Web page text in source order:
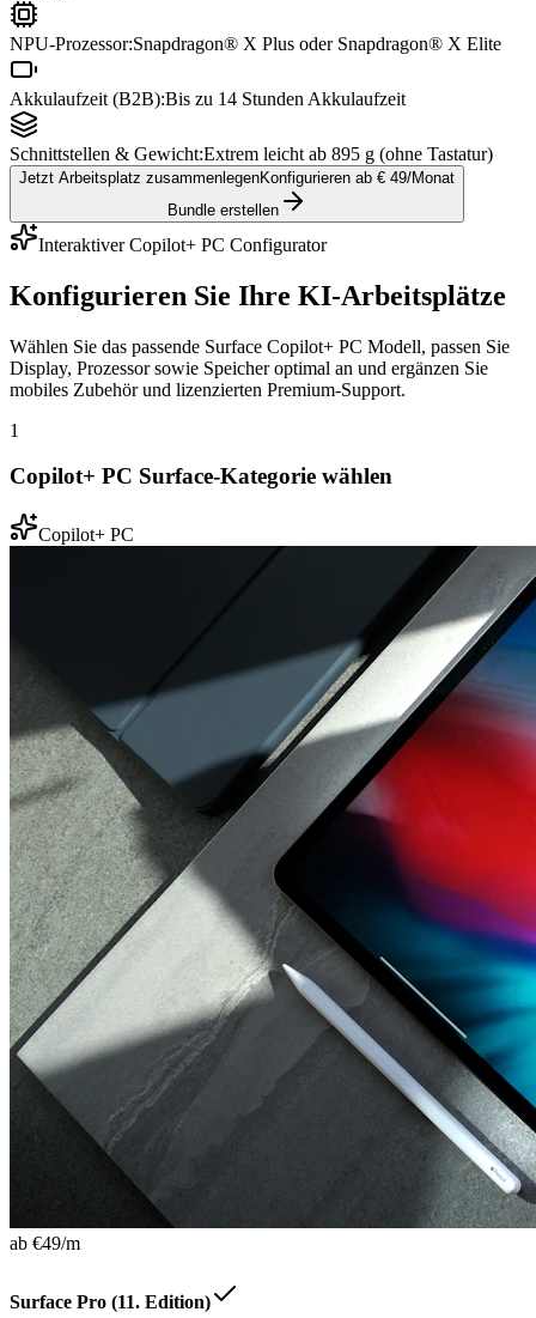
NPU-Prozessor:Snapdragon® X Plus oder Snapdragon® X Elite
Akkulaufzeit (B2B):Bis zu 14 Stunden Akkulaufzeit
Schnittstellen & Gewicht:Extrem leicht ab 895 g (ohne Tastatur)
Jetzt Arbeitsplatz zusammenlegenKonfigurieren ab € 49/Monat
Bundle erstellen
Interaktiver Copilot+ PC Configurator
Konfigurieren Sie Ihre KI-Arbeitsplätze
Wählen Sie das passende Surface Copilot+ PC Modell, passen Sie
Display, Prozessor sowie Speicher optimal an und ergänzen Sie
mobiles Zubehör und lizenzierten Premium-Support.
1
Copilot+ PC Surface-Kategorie wählen
Copilot+ PC
ab €49/m
Surface Pro (11. Edition)